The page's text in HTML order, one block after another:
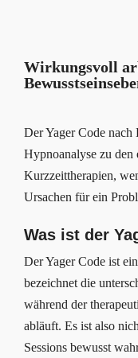
Wirkungsvoll
Der Yager Code
Hypnoanalyse zu den
Kurzzeittherapien,
Ursachen für ein
Was ist der
Der Yager Code ist
bezeichnet die
während der
abläuft. Es ist also
Sessions bewusst